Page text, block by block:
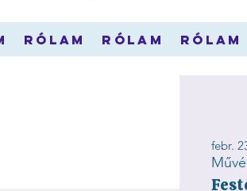
Rólam Rólam Rólam
febr.